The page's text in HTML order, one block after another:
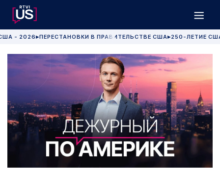
- 2026 ▶ПЕРЕСТАНОВКИ В ПРАВИТЕЛЬСТВЕ США▶250-ЛЕТИЕ